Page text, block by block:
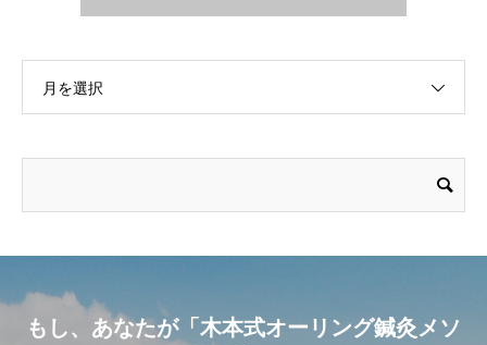
月を選択
もし、あなたが「木本式オーリング鍼灸メソ